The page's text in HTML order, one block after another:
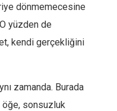
dönmemecesine
O yüzden de
kendi gerçekliğini
zamanda. Burada
sonsuzluk